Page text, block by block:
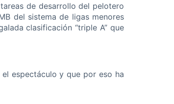
de desarrollo del pelotero
del sistema de ligas menores
clasificación “triple A” que
espectáculo y que por eso ha